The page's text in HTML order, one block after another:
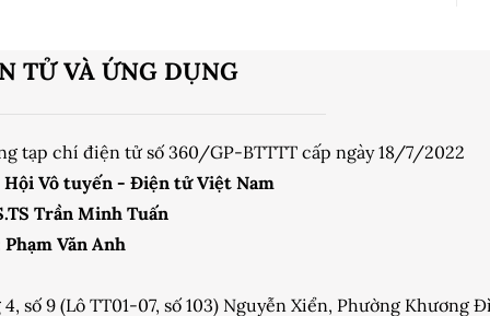
TỬ VÀ ỨNG DỤNG
tạp chí điện tử số 360/GP-BTTTT cấp ngày 18/7/2022
Hội Vô tuyến - Điện tử Việt Nam
Trần Minh Tuấn
Phạm Văn Anh
số 9 (Lô TT01-07, số 103) Nguyễn Xiển, Phường Khương